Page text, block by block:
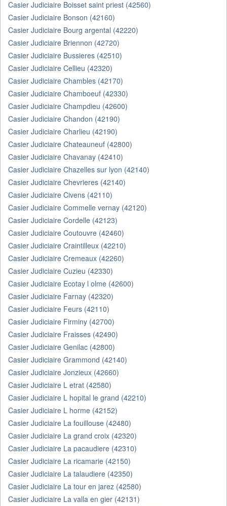
Casier Judiciaire Boisset saint priest (42560)
Casier Judiciaire Bonson (42160)
Casier Judiciaire Bourg argental (42220)
Casier Judiciaire Briennon (42720)
Casier Judiciaire Bussieres (42510)
Casier Judiciaire Cellieu (42320)
Casier Judiciaire Chambles (42170)
Casier Judiciaire Chamboeuf (42330)
Casier Judiciaire Champdieu (42600)
Casier Judiciaire Chandon (42190)
Casier Judiciaire Charlieu (42190)
Casier Judiciaire Chateauneuf (42800)
Casier Judiciaire Chavanay (42410)
Casier Judiciaire Chazelles sur lyon (42140)
Casier Judiciaire Chevrieres (42140)
Casier Judiciaire Civens (42110)
Casier Judiciaire Commelle vernay (42120)
Casier Judiciaire Cordelle (42123)
Casier Judiciaire Coutouvre (42460)
Casier Judiciaire Craintilleux (42210)
Casier Judiciaire Cremeaux (42260)
Casier Judiciaire Cuzieu (42330)
Casier Judiciaire Ecotay l olme (42600)
Casier Judiciaire Farnay (42320)
Casier Judiciaire Feurs (42110)
Casier Judiciaire Firminy (42700)
Casier Judiciaire Fraisses (42490)
Casier Judiciaire Genilac (42800)
Casier Judiciaire Grammond (42140)
Casier Judiciaire Jonzieux (42660)
Casier Judiciaire L etrat (42580)
Casier Judiciaire L hopital le grand (42210)
Casier Judiciaire L horme (42152)
Casier Judiciaire La fouillouse (42480)
Casier Judiciaire La grand croix (42320)
Casier Judiciaire La pacaudiere (42310)
Casier Judiciaire La ricamarie (42150)
Casier Judiciaire La talaudiere (42350)
Casier Judiciaire La tour en jarez (42580)
Casier Judiciaire La valla en gier (42131)